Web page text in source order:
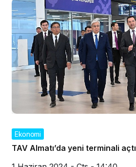
Ekonomi
TAV Almatı’da yeni terminali açtı